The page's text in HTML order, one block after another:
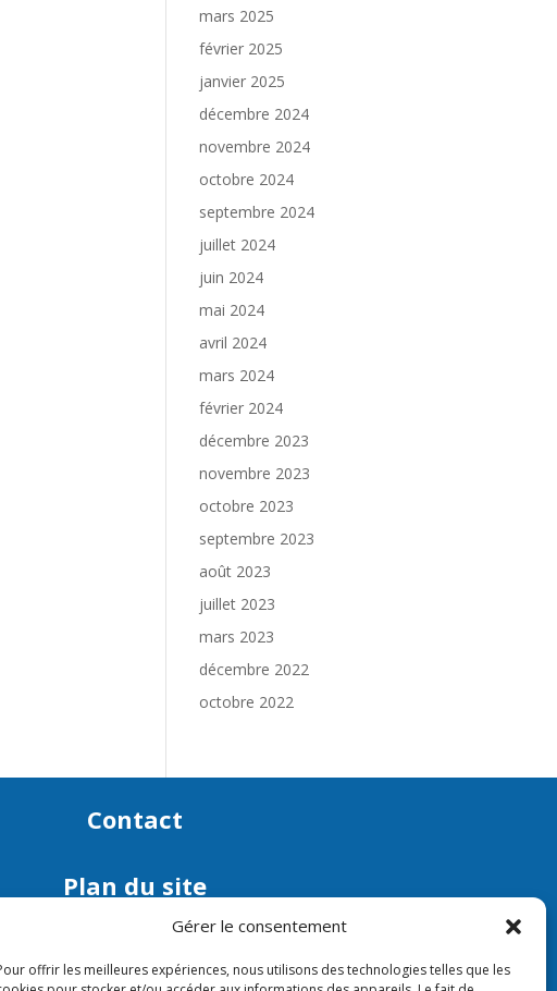
Gérer le consentement
offrir les meilleures expériences, nous utilisons des technologies telles que les
mars 2025
février 2025
janvier 2025
décembre 2024
novembre 2024
octobre 2024
septembre 2024
juillet 2024
juin 2024
mai 2024
avril 2024
mars 2024
février 2024
décembre 2023
novembre 2023
octobre 2023
septembre 2023
août 2023
juillet 2023
mars 2023
décembre 2022
octobre 2022
Contact
Plan du site
mercredi, jeudi et vendredi : 9h – 12h